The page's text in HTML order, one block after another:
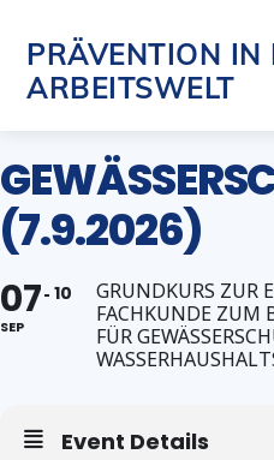
content
PRÄVENTION IN
ARBEITSWELT
(7.9.2026)
07
SEP
10
GRUNDKURS ZUR
FACHKUNDE ZUM
FÜR
Event Details